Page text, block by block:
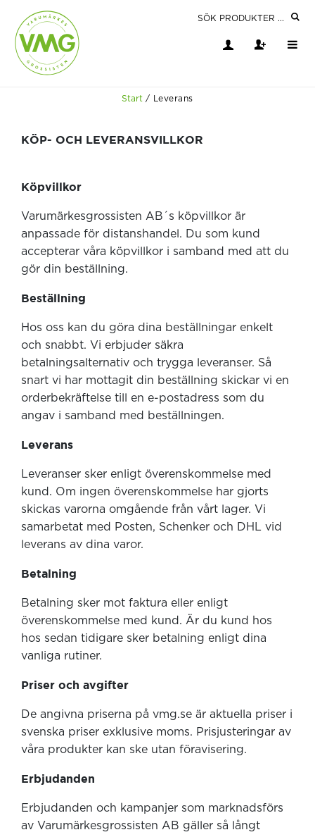
Start / Leverans
KÖP- OCH LEVERANSVILLKOR
Köpvillkor
Varumärkesgrossisten AB´s köpvillkor är
anpassade för distanshandel. Du som kund
accepterar våra köpvillkor i samband med att du
gör din beställning.
Beställning
Hos oss kan du göra dina beställningar enkelt
och snabbt. Vi erbjuder säkra
betalningsalternativ och trygga leveranser. Så
snart vi har mottagit din beställning skickar vi en
orderbekräftelse till en e-postadress som du
angav i samband med beställningen.
Leverans
Leveranser sker enligt överenskommelse med
kund. Om ingen överenskommelse har gjorts
skickas varorna omgående från vårt lager. Vi
samarbetat med Posten, Schenker och DHL vid
leverans av dina varor.
Betalning
Betalning sker mot faktura eller enligt
överenskommelse med kund. Är du kund hos
hos sedan tidigare sker betalning enligt dina
vanliga rutiner.
Priser och avgifter
De angivna priserna på vmg.se är aktuella priser i
svenska priser exklusive moms. Prisjusteringar av
våra produkter kan ske utan föravisering.
Erbjudanden
Erbjudanden och kampanjer som marknadsförs
av Varumärkesgrossisten AB gäller så långt